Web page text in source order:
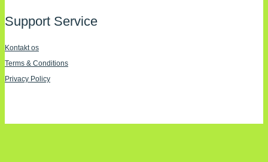
Support Service
Kontakt os
Terms & Conditions
Privacy Policy